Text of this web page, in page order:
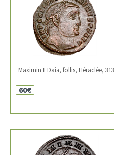
Maximin II Daia, follis, Héraclée, 313
60€